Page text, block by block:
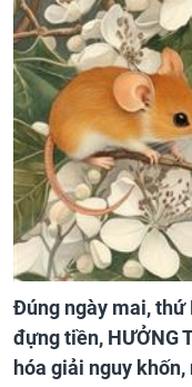
Đúng ngày mai, thứ
đựng tiền, HƯỞNG
hóa giải nguy